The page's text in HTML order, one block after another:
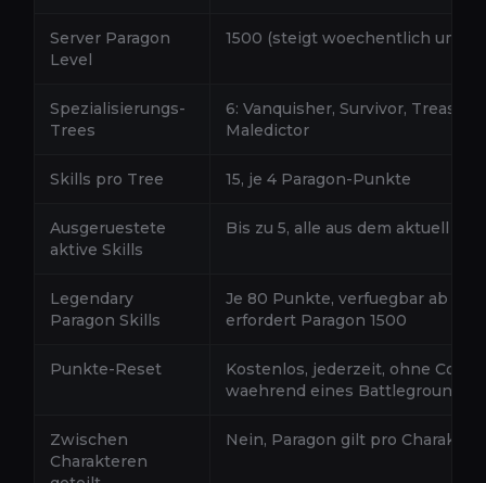
Server Paragon
Level
1500 (steigt woechentlich um
Spezialisierungs-
Trees
6: Vanquisher, Survivor,
Maledictor
Skills pro Tree 15, je 4 Paragon-Punkte
Ausgeruestete
aktive Skills
Bis zu 5, alle aus dem aktuell
Legendary
Paragon Skills
Je 80 Punkte, verfuegbar ab
erfordert Paragon 1500
Punkte-Reset
Kostenlos, jederzeit, ohne
waehrend eines Battleground-
Zwischen
Charakteren
Nein, Paragon gilt pro Charakter